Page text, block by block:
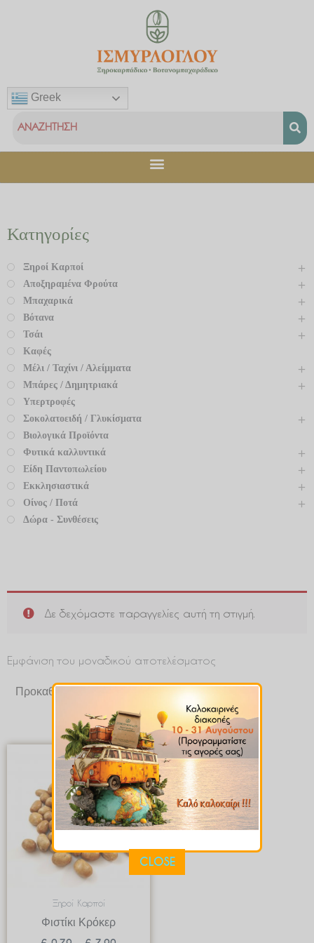
Greek
Κατηγορίες
Ξηροί Καρποί
Αποξηραμένα Φρούτα
Μπαχαρικά
Βότανα
Τσάι
Καφές
Μέλι / Ταχίνι / Αλείμματα
Μπάρες / Δημητριακά
Υπερτροφές
Σοκολατοειδή / Γλυκίσματα
Βιολογικά Προϊόντα
Φυτικά καλλυντικά
Είδη Παντοπωλείου
Εκκλησιαστικά
Οίνος / Ποτά
Δώρα - Συνθέσεις
Δε δεχόμαστε παραγγελίες αυτή τη στιγμή.
Εμφάνιση του μοναδικού αποτελέσματος
Ξηροί Καρποί
Φιστίκι Κρόκερ
Price
range:
€ 0.79
through
€ 7.90
CLOSE